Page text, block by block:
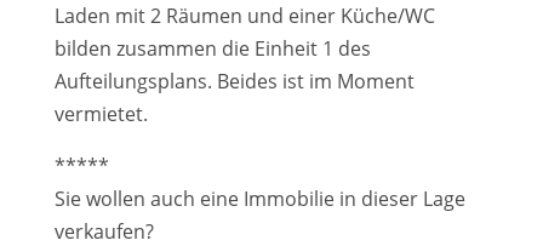
Laden mit 2 Räumen und einer Küche/WC
bilden zusammen die Einheit 1 des
Aufteilungsplans. Beides ist im Moment
vermietet.
*****
Sie wollen auch eine Immobilie in dieser Lage
verkaufen?